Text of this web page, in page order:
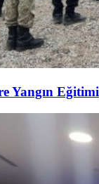
Yangın Eğitimi